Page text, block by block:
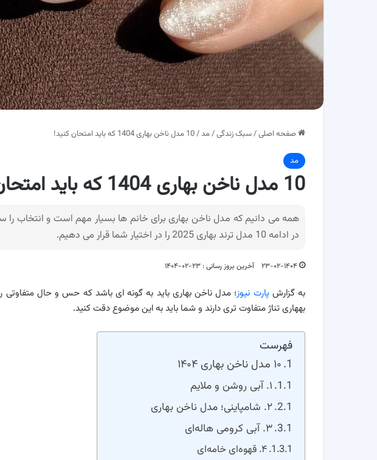
صفحه اصلی/سبک زندگی/مد/10 مدل ناخن بهاری 1404 که باید امتحان کنید!
مد
10 مدل ناخن بهاری 1404 که باید امتحان کنید!
همه می دانیم که مدل ناخن بهاری برای خانم ها بسیار مهم است و انتخاب
در ادامه 10 مدل ترند بهاری 2025 را در اختیار شما قرار می دهیم.
۲۳-۰۲-۱۴۰۴ آخرین بروز رسانی : ۲۳-۰۲-۱۴۰۴
به گزارش پارت نیوز؛ مدل ناخن بهاری باید به گونه ای باشد که حس و حال متفاوتی
بههاری تناژ متفاوت تری دارند و شما باید به این موضوع دقت کنید.
فهرست
۱۰ مدل ناخن بهاری ۱۴۰۴
۱. آبی روشن و ملایم
۲. شامپاینی؛ مدل ناخن بهاری
۳. آبی کرومی هاله‌ای
۴. قهوه‌ای خامه‌ای